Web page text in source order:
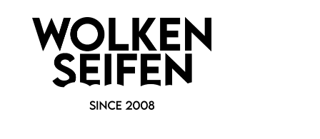
Informationen
Gesetzliche Informationen